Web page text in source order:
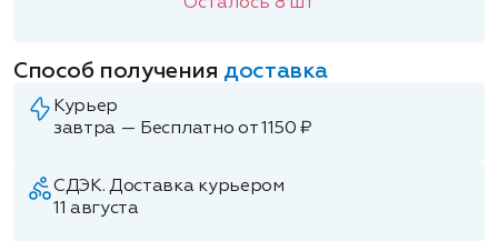
Способ получения доставка
Курьер
завтра — Бесплатно от 1150 ₽
СДЭК. Доставка курьером
11 августа